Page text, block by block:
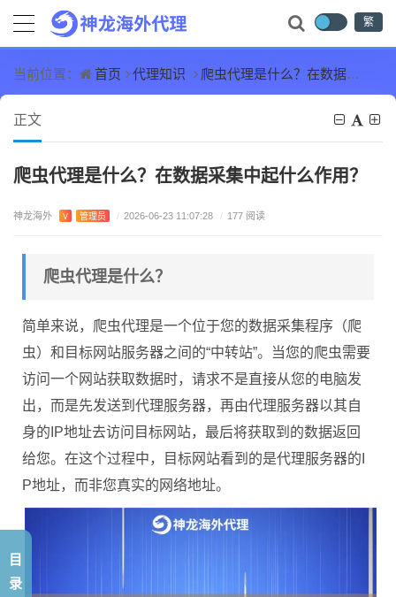
繁
当前位置： 首页 代理知识 爬虫代理是什么？在数据采集中起什么作用？
正文
爬虫代理是什么？在数据采集中起什么作用？
神龙海外 V 管理员 / 2026-06-23 11:07:28 / 177 阅读
爬虫代理是什么？
简单来说，爬虫代理是一个位于您的数据采集程序（爬
虫）和目标网站服务器之间的“中转站”。当您的爬虫需要
访问一个网站获取数据时，请求不是直接从您的电脑发
出，而是先发送到代理服务器，再由代理服务器以其自
身的IP地址去访问目标网站，最后将获取到的数据返回
给您。在这个过程中，目标网站看到的是代理服务器的I
P地址，而非您真实的网络地址。
目
录